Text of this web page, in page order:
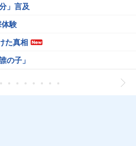
」言及
験
た真相
の子」